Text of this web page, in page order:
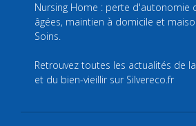
Nursing Home : perte d'autonomie
âgées, maintien à domicile et
Soins.
Retrouvez toutes les actualités de
et du bien-vieillir sur Silvereco.fr